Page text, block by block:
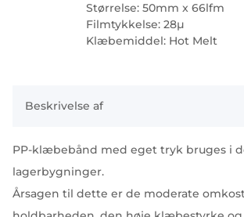
Størrelse: 50mm x 66lfm
Filmtykkelse: 28µ
Klæbemiddel: Hot Melt
Beskrivelse af
PP-klæbebånd med eget tryk bruges i
lagerbygninger.
Årsagen til dette er de moderate